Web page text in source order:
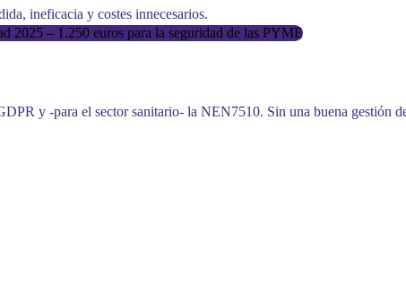
ineficacia y costes innecesarios.
2025 – 1.250 euros para la seguridad de las PYME
y -para el sector sanitario- la NEN7510. Sin una buena gestión